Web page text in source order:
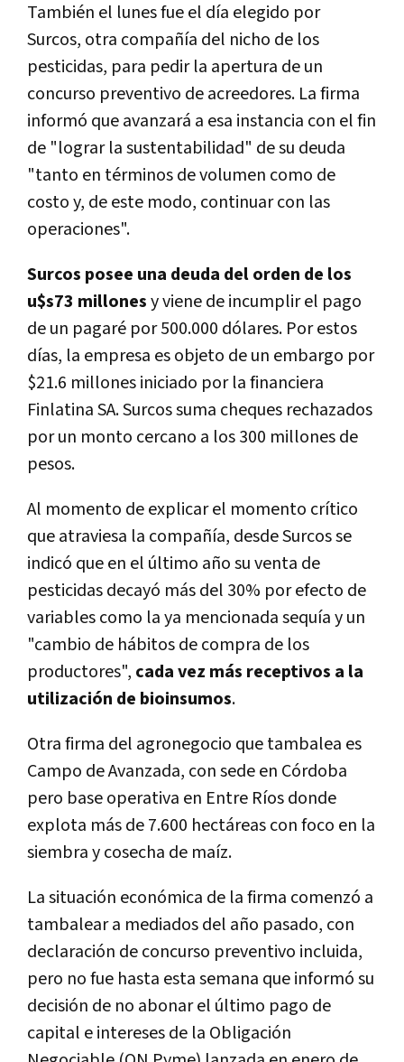
También el lunes fue el día elegido por
Surcos, otra compañía del nicho de los
pesticidas, para pedir la apertura de un
concurso preventivo de acreedores. La firma
informó que avanzará a esa instancia con el fin
de "lograr la sustentabilidad" de su deuda
"tanto en términos de volumen como de
costo y, de este modo, continuar con las
operaciones".
Surcos posee una deuda del orden de los
u$s73 millonesy viene de incumplir el pago
de un pagaré por 500.000 dólares. Por estos
días, la empresa es objeto de un embargo por
$21.6 millones iniciado por la financiera
Finlatina SA. Surcos suma cheques rechazados
por un monto cercano a los 300 millones de
pesos.
Al momento de explicar el momento crítico
que atraviesa la compañía, desde Surcos se
indicó que en el último año su venta de
pesticidas decayó más del 30% por efecto de
variables como la ya mencionada sequía y un
"cambio de hábitos de compra de los
productores", cada vez más receptivos a la
utilización de bioinsumos.
Otra firma del agronegocio que tambalea es
Campo de Avanzada, con sede en Córdoba
pero base operativa en Entre Ríos donde
explota más de 7.600 hectáreas con foco en la
siembra y cosecha de maíz.
La situación económica de la firma comenzó a
tambalear a mediados del año pasado, con
declaración de concurso preventivo incluida,
pero no fue hasta esta semana que informó su
decisión de no abonar el último pago de
capital e intereses de la Obligación